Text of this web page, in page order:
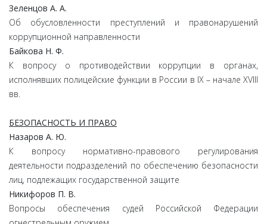
Зеленцов А. А.
Об обусловленности преступлений и правонарушений
коррупционной направленности
Байкова Н. Ф.
К вопросу о противодействии коррупции в органах,
исполнявших полицейские функции в России в IX – начале XVIII
вв.
БЕЗОПАСНОСТЬ И ПРАВО
Назаров А. Ю.
К вопросу нормативно-правового регулирования
деятельности подразделений по обеспечению безопасности
лиц, подлежащих государственной защите
Никифоров П. В.
Вопросы обеспечения судей Российской Федерации